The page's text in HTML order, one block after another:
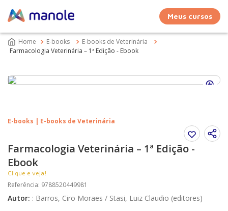
Meus cursos
E-books
E-books de Veterinária
Farmacologia Veterinária – 1ª Edição - Ebook
E-books | E-books de Veterinária
Farmacologia Veterinária – 1ª Edição -
Ebook
Clique e veja!
Referência: 9788520449981
Autor: : Barros, Ciro Moraes / Stasi, Luiz Claudio (editores)